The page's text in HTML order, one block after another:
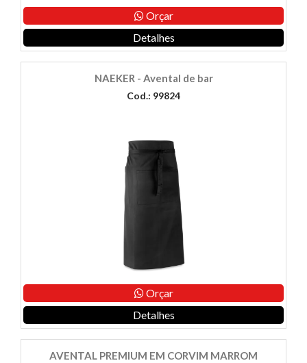
Orçar
Detalhes
NAEKER - Avental de bar
Cod.: 99824
Orçar
Detalhes
AVENTAL PREMIUM EM CORVIM MARROM